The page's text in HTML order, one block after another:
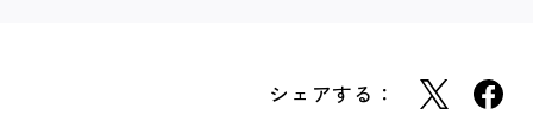
シェアする：